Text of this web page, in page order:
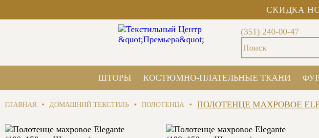
СКИДКА
(351) 240-00-47
ШТОРЫ КОСТЮМНО-ПЛАТЕЛЬНЫЕ ТКАНИ
ГЛАВНАЯ • ДОМАШНИЙ ТЕКСТИЛЬ • ПОЛОТЕНЦА • ПОЛОТЕНЦЕ МАХРОВОЕ